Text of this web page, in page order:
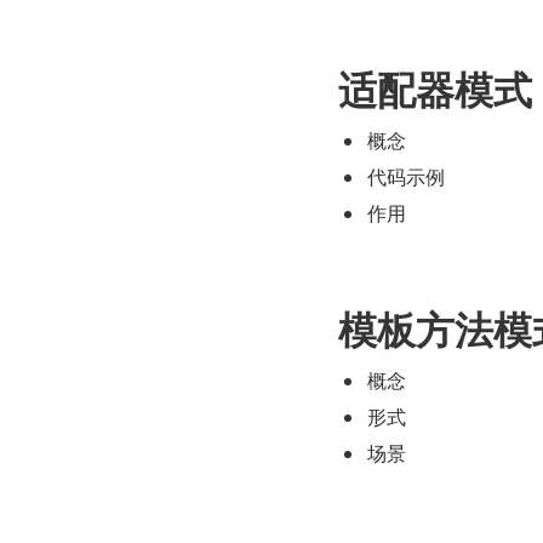
适配器模式
概念
代码示例
作用
模板方法模
概念
形式
场景